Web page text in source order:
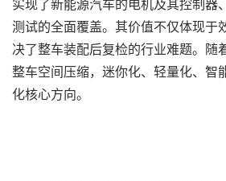
实现了新能源汽车的电机及其控制器
测试的全面覆盖。其价值不仅体现
决了整车装配后复检的行业难题。随
整车空间压缩，迷你化、轻量化、智
化核心方向。